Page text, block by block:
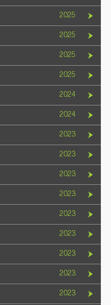
2025
2025
2025
2025
2024
2024
2023
2023
2023
2023
2023
2023
2023
2023
2023